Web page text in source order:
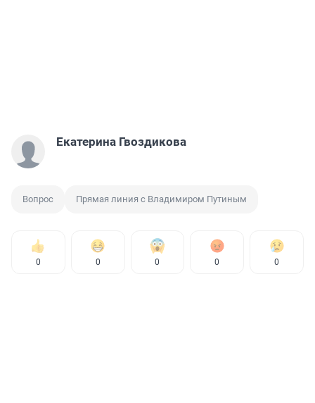
Екатерина Гвоздикова
Вопрос Прямая линия с Владимиром Путиным
0 0 0 0 0